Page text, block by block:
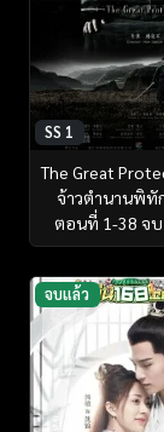
SS 1
The Great
จ้าวตำนานพิ
ตอนที่ 1-38 จ
จบแล้ว